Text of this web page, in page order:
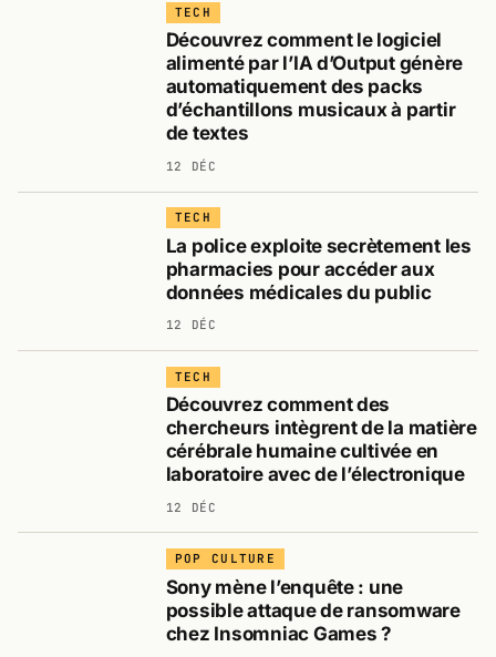
TECH
Découvrez comment le logiciel
alimenté par l’IA d’Output génère
automatiquement des packs
d’échantillons musicaux à partir
de textes
12 DÉC
TECH
La police exploite secrètement les
pharmacies pour accéder aux
données médicales du public
12 DÉC
TECH
Découvrez comment des
chercheurs intègrent de la matière
cérébrale humaine cultivée en
laboratoire avec de l’électronique
12 DÉC
POP CULTURE
Sony mène l’enquête : une
possible attaque de ransomware
chez Insomniac Games ?